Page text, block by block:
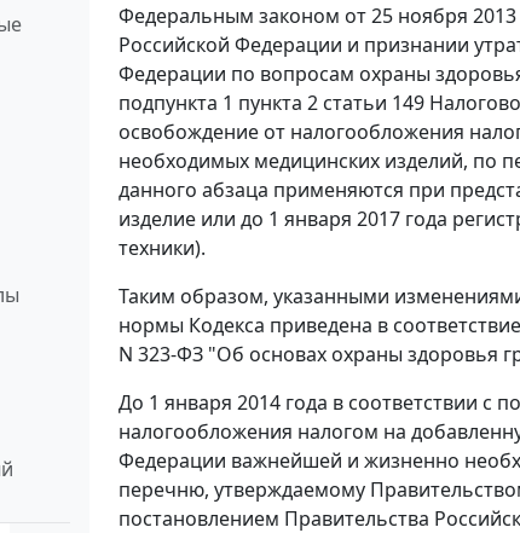
Федеральным законом от 25 ноября
Российской Федерации и признании
Федерации по вопросам охраны
подпункта 1 пункта 2 статьи 149
освобождение от налогообложения
необходимых медицинских изделий, по
данного абзаца применяются при
изделие или до 1 января 2017 года
техники).
Таким образом, указанными
нормы Кодекса приведена в
N 323-ФЗ "Об основах охраны здоровья
До 1 января 2014 года в соответствии с
налогообложения налогом на
Федерации важнейшей и жизненно
перечню, утверждаемому
постановлением Правительства